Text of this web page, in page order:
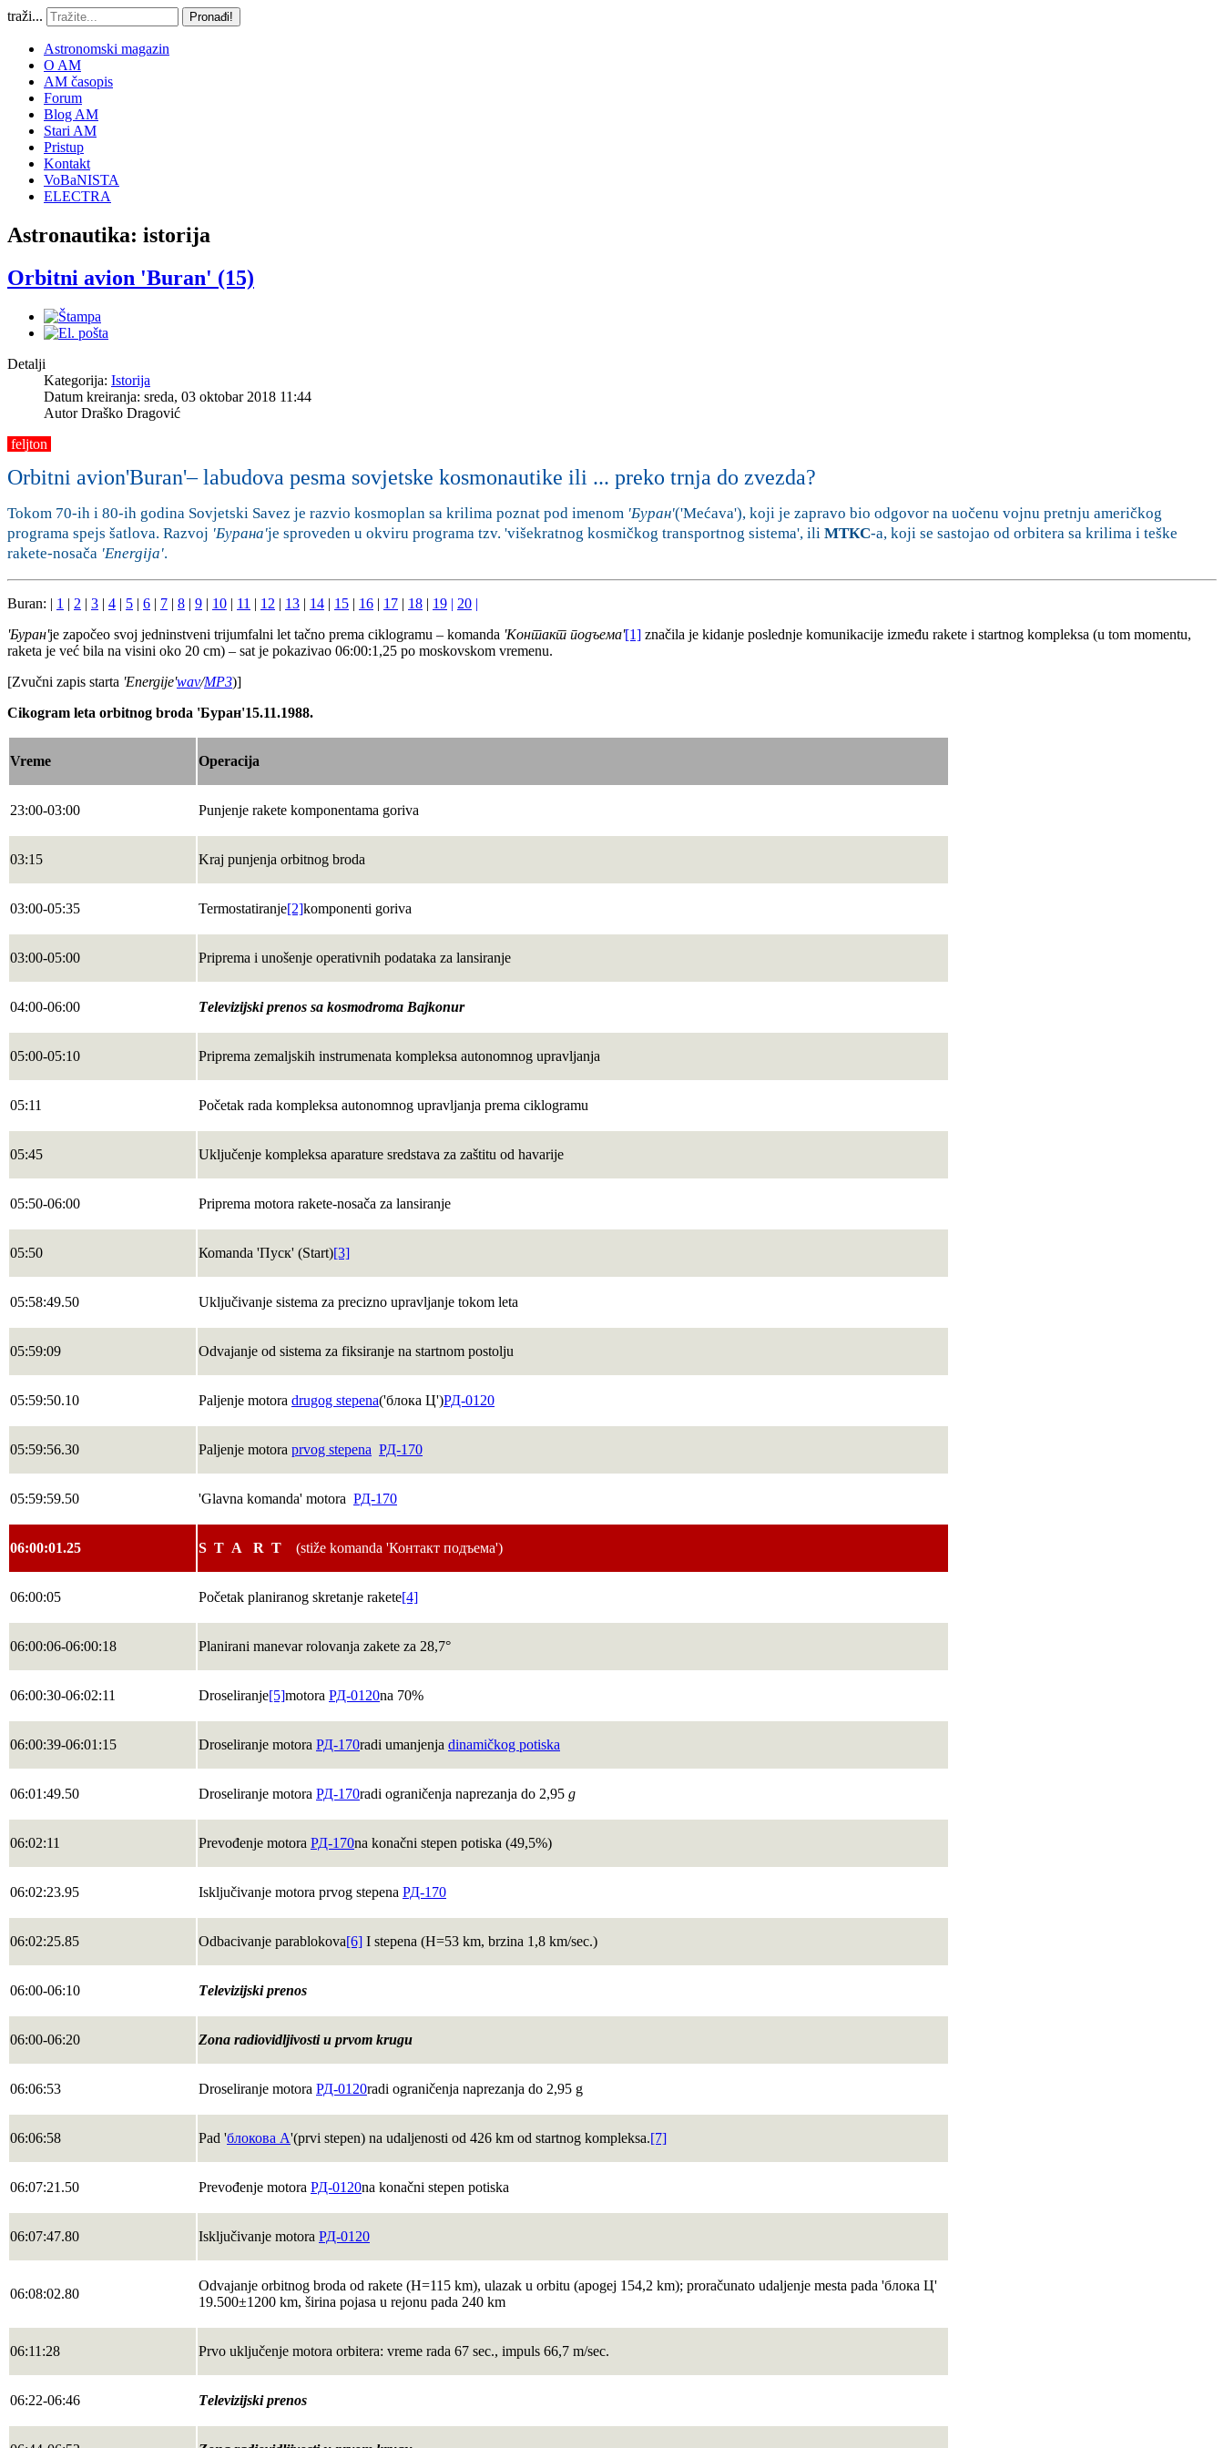
traži... Pronađi!
Astronomski magazin
O AM
AM časopis
Forum
Blog AM
Stari AM
Pristup
Kontakt
VoBaNISTA
ELECTRA
Astronautika: istorija
Orbitni avion 'Buran' (15)
Detalji
Kategorija: Istorija
Datum kreiranja: sreda, 03 oktobar 2018 11:44
AutorDraško Dragović
feljton
Orbitni avion'Buran'– labudova pesma sovjetske kosmonautike ili ... preko trnja do zvezda?
Tokom 70-ih i 80-ih godina Sovjetski Savez je razvio kosmoplan sa krilima poznat pod imenom 'Буран'('Mećava'), koji je zapravo bio odgovor na uočenu vojnu pretnju američkog
programa spejs šatlova. Razvoj 'Бурана'je sproveden u okviru programa tzv. 'višekratnog kosmičkog transportnog sistema', ili MTКС-a, koji se sastojao od orbitera sa krilima i teške
rakete-nosača 'Energija'.
Buran: | 1 | 2 | 3 | 4 | 5 | 6 | 7 | 8 | 9 | 10 | 11 | 12 | 13 | 14 | 15 | 16 | 17 | 18 | 19 | 20 |
'Буран'je započeo svoj jedninstveni trijumfalni let tačno prema ciklogramu – komanda 'Контакт подъема'[1] značila je kidanje poslednje komunikacije između rakete i startnog kompleksa (u tom momentu,
raketa je već bila na visini oko 20 cm) – sat je pokazivao 06:00:1,25 po moskovskom vremenu.
[Zvučni zapis starta 'Energije'wav/MP3)]
Cikogram leta orbitnog broda 'Буран'15.11.1988.
Vreme Оperacija
23:00-03:00 Punjenje rakete komponentama goriva
03:15 Kraj punjenja orbitnog broda
03:00-05:35 Теrmostatiranje[2]komponenti goriva
03:00-05:00 Priprema i unošenje operativnih podataka za lansiranje
04:00-06:00 Теlevizijski prenos sa kosmodroma Bajkonur
05:00-05:10 Priprema zemaljskih instrumenata kompleksa autonomnog upravljanja
05:11 Početak rada kompleksa autonomnog upravljanja prema ciklogramu
05:45 Uključenje kompleksa aparature sredstava za zaštitu od havarije
05:50-06:00 Priprema motora rakete-nosača za lansiranje
05:50 Коmanda 'Пуск' (Start)[3]
05:58:49.50 Uključivanje sistema za precizno upravljanje tokom leta
05:59:09 Odvajanje od sistema za fiksiranje na startnom postolju
05:59:50.10 Paljenje motora drugog stepena('блока Ц')РД-0120
05:59:56.30 Paljenje motora prvog stepena РД-170
05:59:59.50 'Glavna komanda' motorа РД-170
06:00:01.25 S Т А R Т (stiže komanda 'Контакт подъема')
06:00:05 Početak planiranog skretanje rakete[4]
06:00:06-06:00:18 Planirani manevar rolovanja zakete za 28,7°
06:00:30-06:02:11 Droseliranje[5]motora РД-0120na 70%
06:00:39-06:01:15 Droseliranje motora РД-170radi umanjenja dinamičkog potiska
06:01:49.50 Droseliranje motora РД-170radi ograničenja naprezanja do 2,95 g
06:02:11 Prevođenje motora РД-170na konačni stepen potiska (49,5%)
06:02:23.95 Isključivanje motora prvog stepena РД-170
06:02:25.85 Odbacivanje parablokova[6] I stepena (H=53 km, brzina 1,8 km/sеc.)
06:00-06:10 Теlevizijski prenos
06:00-06:20 Zona radiovidljivosti u prvom krugu
06:06:53 Droseliranje motora РД-0120radi ograničenja naprezanja do 2,95 g
06:06:58 Pad 'блоковa А'(prvi stepen) na udaljenosti od 426 km od startnog kompleksa.[7]
06:07:21.50 Prevođenje motora РД-0120na konačni stepen potiska
06:07:47.80 Isključivanje motora РД-0120
06:08:02.80
Odvajanje orbitnog broda od rakete (H=115 km), ulazak u orbitu (apogej 154,2 km); proračunato udaljenje mesta pada 'блока Ц'
19.500±1200 km, širina pojasa u rejonu pada 240 km
06:11:28 Prvo uključenje motora orbitera: vreme rada 67 sec., impuls 66,7 m/sec.
06:22-06:46 Теlevizijski prenos